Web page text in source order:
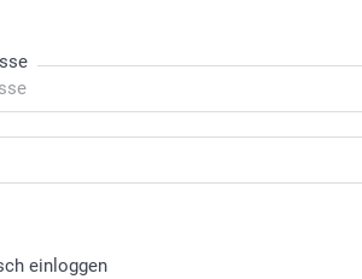
einloggen